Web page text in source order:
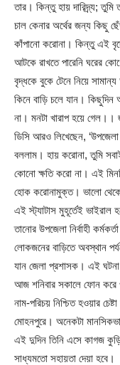
তার। কিন্তু হায় দারিদ্র্য;
চাল কেনার অর্থের জন্য কিছু
কাঁপানো করোনা। কিন্তু এই
আটকে রাখতে পারেনি ঘরের
বৃদ্ধকে বুকে টেনে নিয়ে
কিনে বাড়ি চলে যান।
না। মনটা খারাপ হয়ে গেল।।
ডিসি আরও লিখেছেন, ‘উপজেলা
বললাম। হায় করোনা, তুমি
কোনো ক্ষতি করো না। এই
হোক করোনামুক্ত। ভালো থেকো
এই স্ট্যাটাস মুহূর্তেই ভাইরাল
তানোর উপজেলা নির্বাহী
লোকজনের বাড়িতে অবস্থান
যান জেলা প্রশাসক। এই ঘটনা
আজ শনিবার সকালে ফোন করে
নাম-পরিচয় নিশ্চিত হওয়ার
মোহনপুরে। অনেকটা
এই দুদিন তিনি এসে কাগজ
সাধ্যমতো সহায়তা দেয়া হবে।